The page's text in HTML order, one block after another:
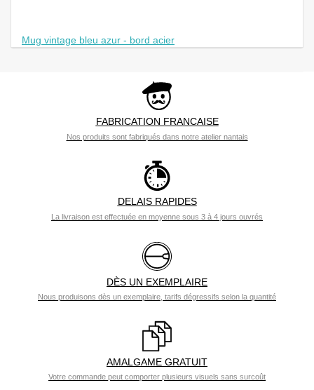
Mug vintage bleu azur - bord acier
FABRICATION FRANCAISE
Nos produits sont fabriqués dans notre atelier nantais
DELAIS RAPIDES
La livraison est effectuée en moyenne sous 3 à 4 jours ouvrés
DÈS UN EXEMPLAIRE
Nous produisons dès un exemplaire, tarifs dégressifs selon la quantité
AMALGAME GRATUIT
Votre commande peut comporter plusieurs visuels sans surcoût